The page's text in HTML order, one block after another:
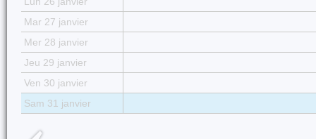
Mar 27 janvier
Mer 28 janvier
Jeu 29 janvier
Ven 30 janvier
Sam 31 janvier